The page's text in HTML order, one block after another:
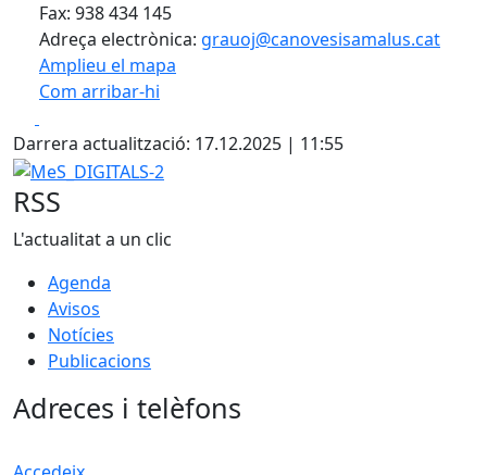
Fax: 938 434 145
Adreça electrònica: grauoj@canovesisamalus.cat
Amplieu el mapa
Com arribar-hi
+
−
Darrera actualització: 17.12.2025 | 11:55
MeS_DIGITALS-2
RSS
L'actualitat a un clic
Agenda
Avisos
Notícies
Publicacions
Adreces i telèfons